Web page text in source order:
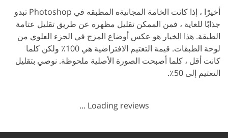
أخيرًا ، إذا كانت الخامة المجانيةه المطبقه في Photoshop تبدو
جذابًا للغاية ، فمن الممكن تقليل مظهره عن طريق تقليل عتامة
الطبقة. هذا الخيار هو عكس أوضاع المزج في الجزء العلوي من
لوحة الطبقات. قيمة التعتيم الافتراضية هي 100٪ ولكن كلما
كانت أقل ، كلما أصبحت الصورة الأصلية ملحوظة. نوصي بتقليل
التعتيم إلى 50٪.
Loading reviews ...